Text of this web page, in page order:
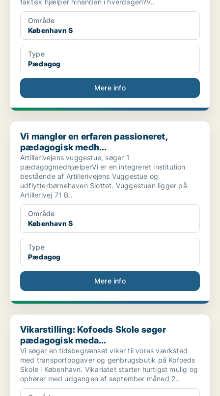
faktisk hjælper hinanden i hverdagen?V..
Område
København S
Type
Pædagog
Mere info
Vi mangler en erfaren passioneret, pædagogisk medh...
Vi mangler en erfaren passioneret,
pædagogisk medh...
Artillerivejens vuggestue, søger 1
pædagogmedhjælperVi er en integreret institution
bestående af Artillerivejens Vuggestue og
udflytterbørnehaven Slottet. Vuggestuen ligger på
Artillerivej 71 B..
Område
København S
Type
Pædagog
Mere info
Vikarstilling: Kofoeds Skole søger pædagogisk meda...
Vikarstilling: Kofoeds Skole søger
pædagogisk meda...
Vi søger en tidsbegrænset vikar til vores værksted
med transportopgaver og genbrugsbutik på Kofoeds
Skole i København. Vikariatet starter hurtigst mulig og
ophører med udgangen af september måned 2..